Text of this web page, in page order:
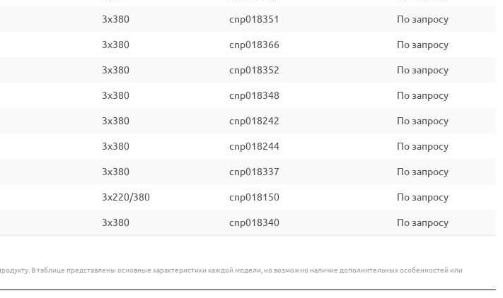
3x380 cnp018351 По запросу
3x380 cnp018366 По запросу
3x380 cnp018352 По запросу
3x380 cnp018348 По запросу
3x380 cnp018242 По запросу
3x380 cnp018244 По запросу
3x380 cnp018337 По запросу
3x220/380 cnp018150 По запросу
3x380 cnp018340 По запросу
В таблице представлены основные характеристики каждой модели, но возможно наличие дополнительных особенностей или